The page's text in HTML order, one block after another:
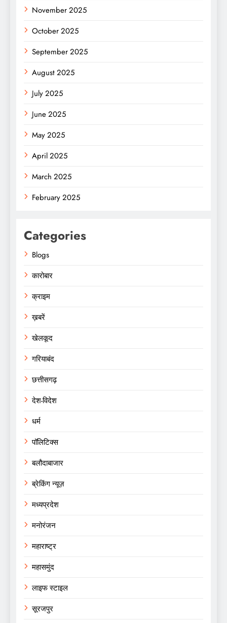
November 2025
October 2025
September 2025
August 2025
July 2025
June 2025
May 2025
April 2025
March 2025
February 2025
Categories
Blogs
कारोबार
क्राइम
ख़बरें
खेलकूद
गरियाबंद
छत्तीसगढ़
देश-विदेश
धर्म
पॉलिटिक्स
बलौदाबाजार
ब्रेकिंग न्यूज़
मध्यप्रदेश
मनोरंजन
महाराष्ट्र
महासमुंद
लाइफ स्टाइल
सूरजपुर